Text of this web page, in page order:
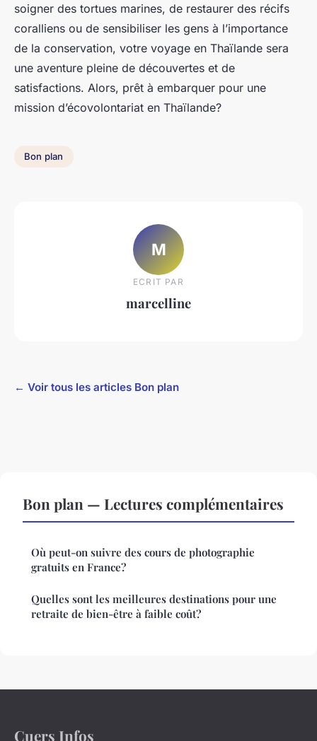
soigner des tortues marines, de restaurer des récifs
coralliens ou de sensibiliser les gens à l’importance
de la conservation, votre voyage en Thaïlande sera
une aventure pleine de découvertes et de
satisfactions. Alors, prêt à embarquer pour une
mission d’écovolontariat en Thaïlande?
Bon plan
M
ECRIT PAR
marcelline
← Voir tous les articles Bon plan
Bon plan — Lectures complémentaires
Où peut-on suivre des cours de photographie
gratuits en France?
Quelles sont les meilleures destinations pour une
retraite de bien-être à faible coût?
Cuers Infos